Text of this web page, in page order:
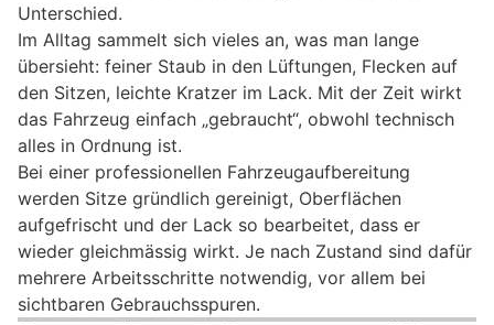
Unterschied.
Im Alltag sammelt sich vieles an, was man lange
übersieht: feiner Staub in den Lüftungen, Flecken auf
den Sitzen, leichte Kratzer im Lack. Mit der Zeit wirkt
das Fahrzeug einfach „gebraucht“, obwohl technisch
alles in Ordnung ist.
Bei einer professionellen Fahrzeugaufbereitung
werden Sitze gründlich gereinigt, Oberflächen
aufgefrischt und der Lack so bearbeitet, dass er
wieder gleichmässig wirkt. Je nach Zustand sind dafür
mehrere Arbeitsschritte notwendig, vor allem bei
sichtbaren Gebrauchsspuren.